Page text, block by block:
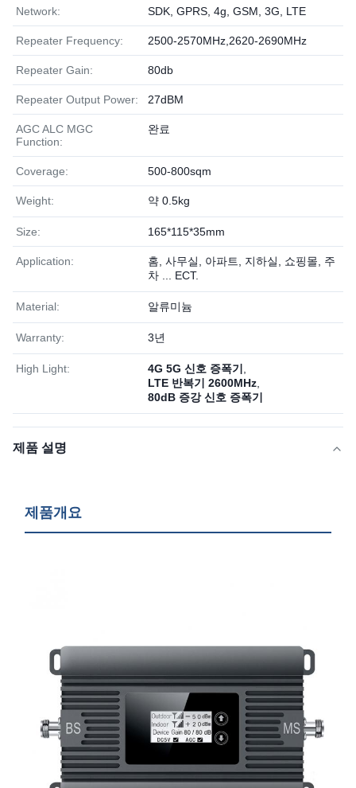
Network: SDK, GPRS, 4g, GSM, 3G, LTE
Repeater Frequency: 2500-2570MHz,2620-2690MHz
Repeater Gain: 80db
Repeater Output Power: 27dBM
AGC ALC MGC
Function:
완료
Coverage: 500-800sqm
Weight: 약 0.5kg
Size: 165*115*35mm
Application:
홈, 사무실, 아파트, 지하실, 쇼핑몰, 주
차 ... ECT.
Material: 알류미늄
Warranty: 3년
High Light: 4G 5G 신호 증폭기
LTE 반복기 2600MHz
80dB 증강 신호 증폭기
제품 설명
제품개요